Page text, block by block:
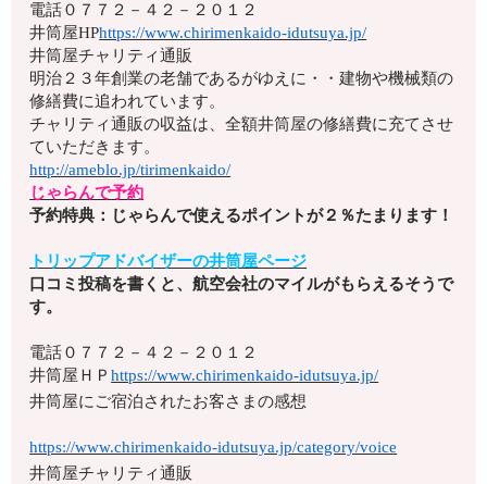
電話０７７２－４２－２０１２
井筒屋HPhttps://www.chirimenkaido-idutsuya.jp/
井筒屋チャリティ通販
明治２３年創業の老舗であるがゆえに・・建物や機械類の
修繕費に追われています。
チャリティ通販の収益は、全額井筒屋の修繕費に充てさせ
ていただきます。
http://ameblo.jp/tirimenkaido/
じゃらんで予約
予約特典：じゃらんで使えるポイントが２％たまります！
トリップアドバイザーの井筒屋ページ
口コミ投稿を書くと、航空会社のマイルがもらえるそうで
す。
電話０７７２－４２－２０１２
井筒屋ＨＰhttps://www.chirimenkaido-idutsuya.jp/
井筒屋にご宿泊されたお客さまの感想
https://www.chirimenkaido-idutsuya.jp/category/voice
井筒屋チャリティ通販